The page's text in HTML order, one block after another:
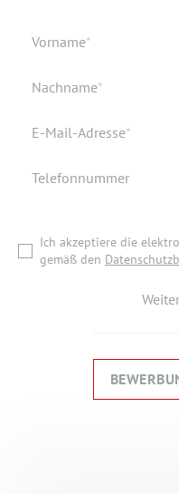
Pflichtfeld
Vorname*
Pflichtfeld
Nachname*
Pflichtfeld
E-Mail-Adresse*
Telefonnummer
Ich akzeptiere die
gemäß den
Verfügbar ab
Dokumente
Ich akzeptiere die
ZURÜCK